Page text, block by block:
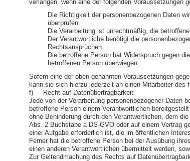
verlangen, wenn eine der folgenden Voraussetzungen
Die Richtigkeit der personenbezogenen Daten
überprüfen.
Die Verarbeitung ist unrechtmäßig, die
Der Verantwortliche benötigt die
Rechtsansprüchen.
Die betroffene Person hat Widerspruch gegen
betroffenen Person überwiegen.
Sofern eine der oben genannten Voraussetzungen
kann sie sich hierzu jederzeit an einen Mitarbeiter des
f) Recht auf Datenübertragbarkeit
Jede von der Verarbeitung personenbezogener Daten
betroffene Person einem Verantwortlichen
ohne Behinderung durch den Verantwortlichen, dem
Abs. 2 Buchstabe a DS-GVO oder auf einem Vertrag
einer Aufgabe erforderlich ist, die im öffentlichen
Ferner hat die betroffene Person bei der Ausübung
einen anderen Verantwortlichen übermittelt werden,
Zur Geltendmachung des Rechts auf